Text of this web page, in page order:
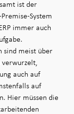
ist der
System
immer auch
sind meist über
verwurzelt,
auch auf
auf
Hier müssen die